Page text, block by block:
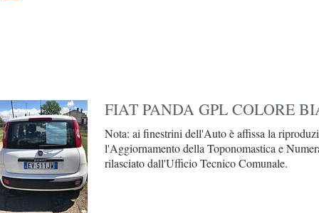
FIAT PANDA GPL COLORE
Nota: ai finestrini dell'Auto è affissa la
l'Aggiornamento della Toponomastica e
rilasciato dall'Ufficio Tecnico Comunale.